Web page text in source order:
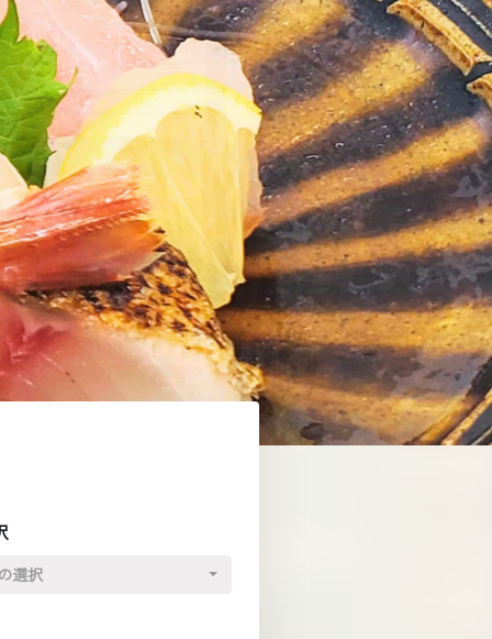
選択